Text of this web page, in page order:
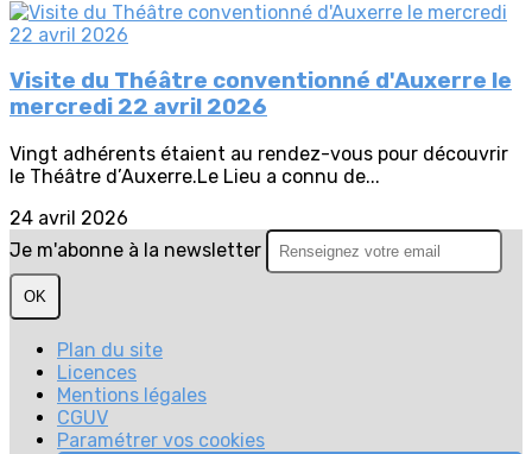
Visite du Théâtre conventionné d'Auxerre le
mercredi 22 avril 2026
Vingt adhérents étaient au rendez-vous pour découvrir
le Théâtre d’Auxerre.Le Lieu a connu de...
24 avril 2026
Je m'abonne à la newsletter
OK
Plan du site
Licences
Mentions légales
CGUV
Paramétrer vos cookies